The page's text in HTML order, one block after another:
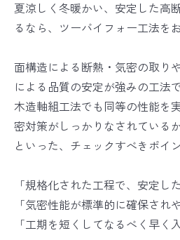
夏涼しく冬暖かい、安定した高
るなら、ツーバイフォー工法を
面構造による断熱・気密の取り
による品質の安定が強みの工法で
木造軸組工法でも同等の性能を
密対策がしっかりなされている
といった、チェックすべきポイ
「規格化された工程で、安定し
「気密性能が標準的に確保され
「工期を短くしてなるべく早く